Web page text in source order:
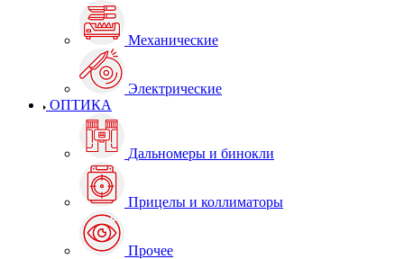
Механические
Электрические
ОПТИКА
Дальномеры и бинокли
Прицелы и коллиматоры
Прочее